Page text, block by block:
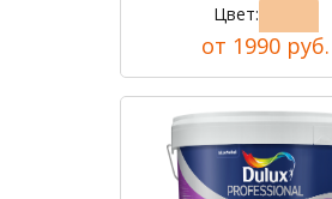
Цвет:
от 1990 руб.